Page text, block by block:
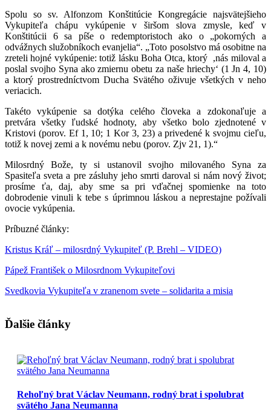
Spolu so sv. Alfonzom Konštitúcie Kongregácie najsvätejšieho
Vykupiteľa chápu vykúpenie v širšom slova zmysle, keď v
Konštitúcii 6 sa píše o redemptoristoch ako o „pokorných a
odvážnych služobníkoch evanjelia“. „Toto posolstvo má osobitne na
zreteli hojné vykúpenie: totiž lásku Boha Otca, ktorý ,nás miloval a
poslal svojho Syna ako zmiernu obetu za naše hriechy‘ (1 Jn 4, 10)
a ktorý prostredníctvom Ducha Svätého oživuje všetkých v neho
veriacich.
Takéto vykúpenie sa dotýka celého človeka a zdokonaľuje a
pretvára všetky ľudské hodnoty, aby všetko bolo zjednotené v
Kristovi (porov. Ef 1, 10; 1 Kor 3, 23) a privedené k svojmu cieľu,
totiž k novej zemi a k novému nebu (porov. Zjv 21, 1).“
Milosrdný Bože, ty si ustanovil svojho milovaného Syna za
Spasiteľa sveta a pre zásluhy jeho smrti daroval si nám nový život;
prosíme ťa, daj, aby sme sa pri vďačnej spomienke na toto
dobrodenie vinuli k tebe s úprimnou láskou a neprestajne požívali
ovocie vykúpenia.
Príbuzné články:
Kristus Kráľ – milosrdný Vykupiteľ (P. Brehl – VIDEO)
Pápež František o Milosrdnom Vykupiteľovi
Svedkovia Vykupiteľa v zranenom svete – solidarita a misia
Ďalšie články
Rehoľný brat Václav Neumann, rodný brat i spolubrat
svätého Jana Neumanna